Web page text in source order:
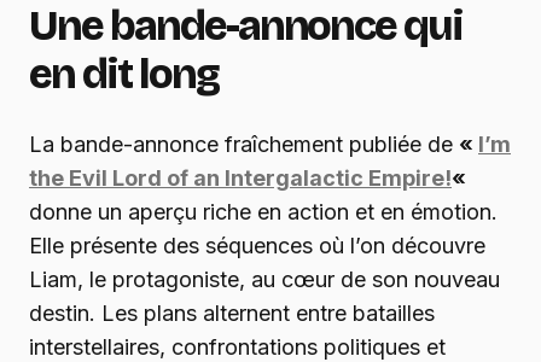
Une bande-annonce qui
en dit long
La bande-annonce fraîchement publiée de « I’m
the Evil Lord of an Intergalactic Empire!«
donne un aperçu riche en action et en émotion.
Elle présente des séquences où l’on découvre
Liam, le protagoniste, au cœur de son nouveau
destin. Les plans alternent entre batailles
interstellaires, confrontations politiques et